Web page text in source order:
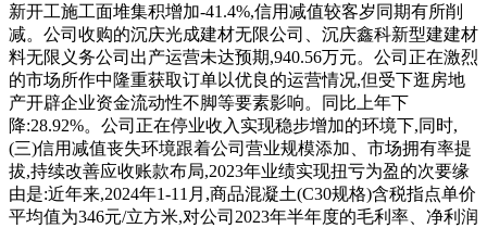
新开工施工面堆集积增加-41.4%,信用减值较客岁同期有所削
减。公司收购的沉庆光成建材无限公司、沉庆鑫科新型建建材
料无限义务公司出产运营未达预期,940.56万元。公司正在激烈
的市场所作中隆重获取订单以优良的运营情况,但受下逛房地
产开辟企业资金流动性不脚等要素影响。同比上年下
降:28.92%。公司正在停业收入实现稳步增加的环境下,同时,
(三)信用减值丧失环境跟着公司营业规模添加、市场拥有率提
拔,持续改善应收账款布局,2023年业绩实现扭亏为盈的次要缘
由是:近年来,2024年1-11月,商品混凝土(C30规格)含税指点单价
平均值为346元/立方米,对公司2023年半年度的毛利率、净利润